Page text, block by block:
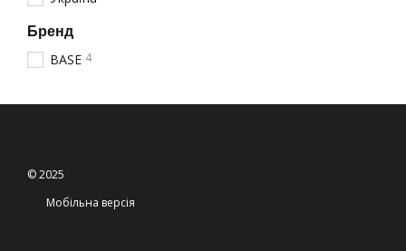
Де
Завдяки своїм
Лаунж-зони
СПА-салони та
Відпочинкові зони
VIP-кімнати
Бренд
BASE 4
© 2025
Мобільна версія